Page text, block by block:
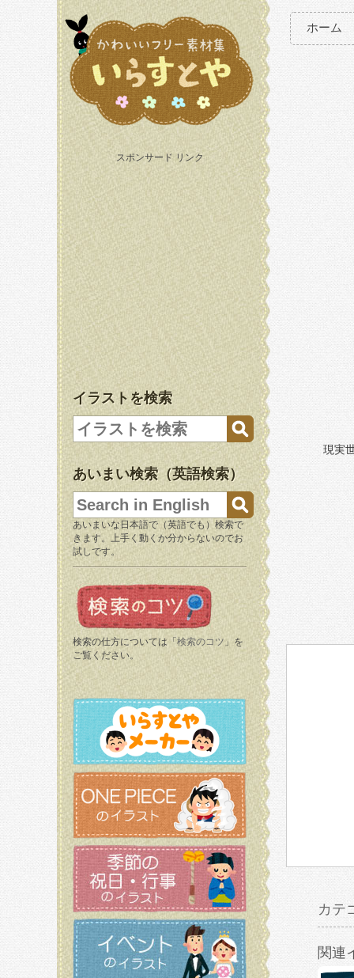
スポンサード リンク
イラストを検索
あいまい検索（英語検索）
あいまいな日本語で（英語でも）検索で
きます。上手く動くか分からないのでお
試しです。
検索の仕方については「 検索のコツ 」を
ご覧ください。
ホーム
現実
カテ
関連